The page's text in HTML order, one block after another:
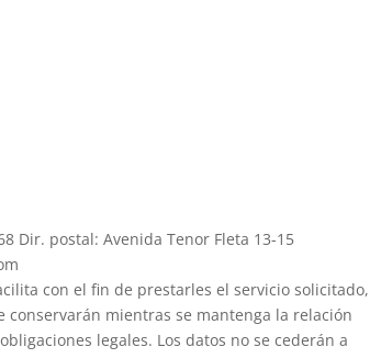
Dir. postal: Avenida Tenor Fleta 13-15
con el fin de prestarles el servicio solicitado,
mientras se mantenga la relación
legales. Los datos no se cederán a